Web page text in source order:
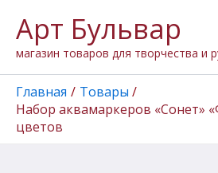
содержимому
Арт Бульвар
магазин товаров для творчества и
Главная
Товары
Набор аквамаркеров «Сонет»
цветов
товара
Набор
аквамаркеров
"Сонет"
"Флористика",
6
цветов